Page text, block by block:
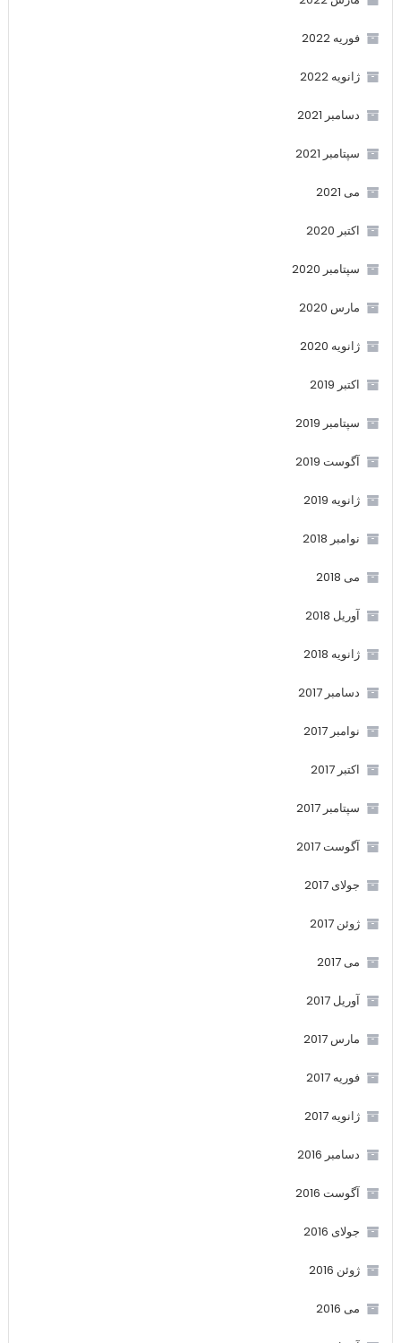
فوریه 2022
ژانویه 2022
دسامبر 2021
سپتامبر 2021
می 2021
اکتبر 2020
سپتامبر 2020
مارس 2020
ژانویه 2020
اکتبر 2019
سپتامبر 2019
آگوست 2019
ژانویه 2019
نوامبر 2018
می 2018
آوریل 2018
ژانویه 2018
دسامبر 2017
نوامبر 2017
اکتبر 2017
سپتامبر 2017
آگوست 2017
جولای 2017
ژوئن 2017
می 2017
آوریل 2017
مارس 2017
فوریه 2017
ژانویه 2017
دسامبر 2016
آگوست 2016
جولای 2016
ژوئن 2016
می 2016